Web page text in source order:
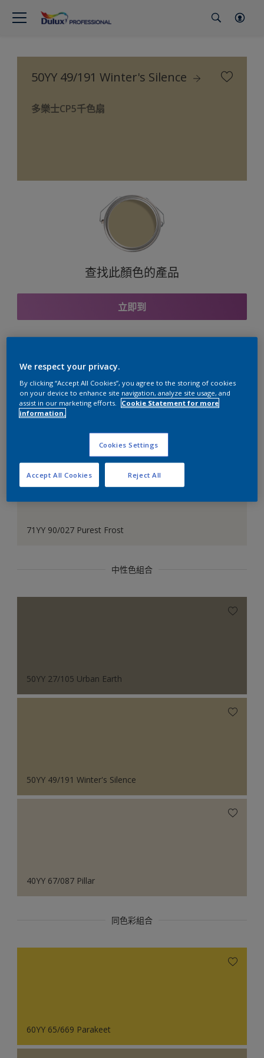
50YY 49/191 Winter's Silence
多樂士CP5千色扇
查找此顏色的產品
立即到
與之協調的色彩組合
71YY 90/027 Purest Frost
中性色組合
50YY 27/105 Urban Earth
50YY 49/191 Winter's Silence
40YY 67/087 Pillar
同色彩組合
60YY 65/669 Parakeet
We respect your privacy.
By clicking “Accept All Cookies”, you agree to the storing of cookies
on your device to enhance site navigation, analyze site usage, and
assist in our marketing efforts.
Cookie Statement for more
information.
Cookies Settings
Reject All
Accept All Cookies